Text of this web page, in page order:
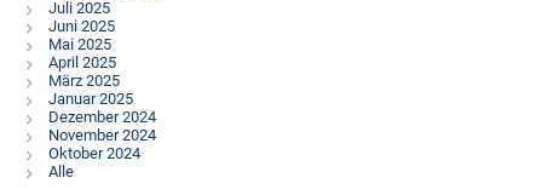
Juli 2025
Juni 2025
Mai 2025
April 2025
März 2025
Januar 2025
Dezember 2024
November 2024
Oktober 2024
Alle